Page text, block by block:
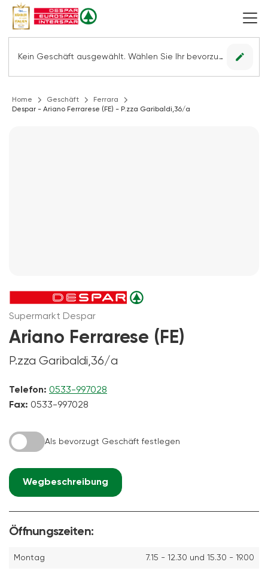
Kein Geschäft ausgewählt. Wählen Sie Ihr bevorzugtes Geschäft, um alle Angebote sehen zu können. edit
Home Geschäft
Ferrara
Despar - Ariano Ferrarese (FE) - P.zza Garibaldi,36/a
Supermarkt Despar
Ariano Ferrarese (FE)
P.zza Garibaldi,36/a
Telefon: 0533-997028
Fax: 0533-997028
Als bevorzugt Geschäft festlegen
Wegbeschreibung
Öffnungszeiten:
Montag 7.15 - 12.30 und 15.30 - 19.00